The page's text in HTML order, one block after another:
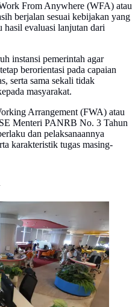
From Anywhere (WFA) atau
berjalan sesuai kebijakan yang
hasil evaluasi lanjutan dari
instansi pemerintah agar
berorientasi pada capaian
serta sama sekali tidak
masyarakat.
Arrangement (FWA) atau
Menteri PANRB No. 3 Tahun
dan pelaksanaannya
karakteristik tugas masing-
Balai Kota DKI
pagi hari. Tampak dalam
di Balai Kota Jakarta
kebijakan Work From
Sipil Negara (ASN) pada
Budy Santoso)